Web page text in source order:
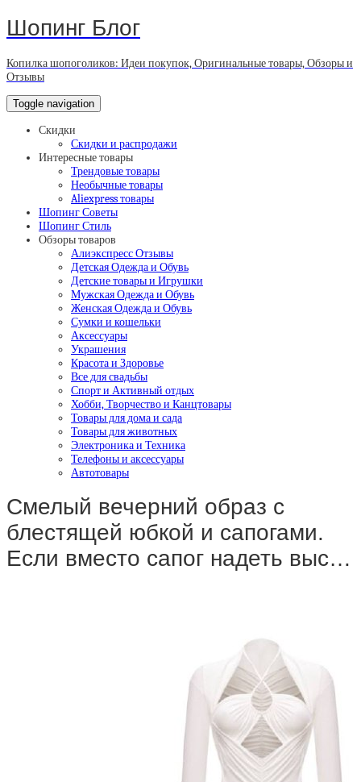
Шопинг Блог
Копилка шопоголиков: Идеи покупок, Оригинальные товары, Обзоры и
Отзывы
Toggle navigation
Скидки
Скидки и распродажи
Интересные товары
Трендовые товары
Необычные товары
Aliexpress товары
Шопинг Советы
Шопинг Стиль
Обзоры товаров
Алиэкспресс Отзывы
Детская Одежда и Обувь
Детские товары и Игрушки
Мужская Одежда и Обувь
Женская Одежда и Обувь
Сумки и кошельки
Аксессуары
Украшения
Красота и Здоровье
Все для свадьбы
Спорт и Активный отдых
Хобби, Творчество и Канцтовары
Товары для дома и сада
Товары для животных
Электроника и Техника
Телефоны и аксессуары
Автотовары
Смелый вечерний образ с
блестящей юбкой и сапогами.
Если вместо сапог надеть выс…